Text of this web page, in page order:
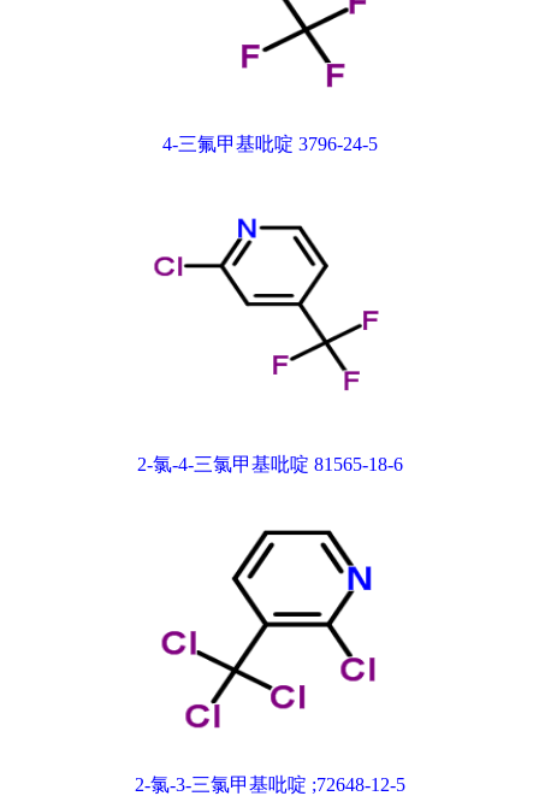
4-三氟甲基吡啶 3796-24-5
2-氯-4-三氯甲基吡啶 81565-18-6
2-氯-3-三氯甲基吡啶 ;72648-12-5